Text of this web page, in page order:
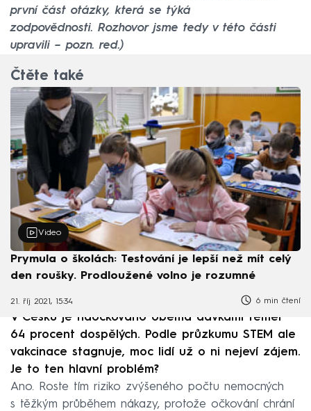
první část otázky, která se týká
zodpovědnosti. Rozhovor jsme tedy v této části
upravili – pozn. red.)
Čtěte také
Video
Prymula o školách: Testování je lepší než mít celý
den roušky. Prodloužené volno je rozumné
21. říj 2021, 15:34 6 min čtení
V Česku je naočkováno oběma dávkami téměř
64 procent dospělých. Podle průzkumu STEM ale
vakcinace stagnuje, moc lidí už o ni nejeví zájem.
Je to ten hlavní problém?
Ano. Roste tím riziko zvýšeného počtu nemocných
s těžkým průběhem nákazy, protože očkování chrání